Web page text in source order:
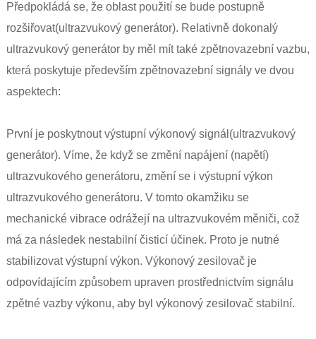
Předpokládá se, že oblast použití se bude postupně
rozšiřovat(ultrazvukový generátor). Relativně dokonalý
ultrazvukový generátor by měl mít také zpětnovazební vazbu,
která poskytuje především zpětnovazební signály ve dvou
aspektech:
První je poskytnout výstupní výkonový signál (ultrazvukový
generátor). Víme, že když se změní napájení (napětí)
ultrazvukového generátoru, změní se i výstupní výkon
ultrazvukového generátoru. V tomto okamžiku se
mechanické vibrace odrážejí na ultrazvukovém měniči, což
má za následek nestabilní čisticí účinek. Proto je nutné
stabilizovat výstupní výkon. Výkonový zesilovač je
odpovídajícím způsobem upraven prostřednictvím signálu
zpětné vazby výkonu, aby byl výkonový zesilovač stabilní.